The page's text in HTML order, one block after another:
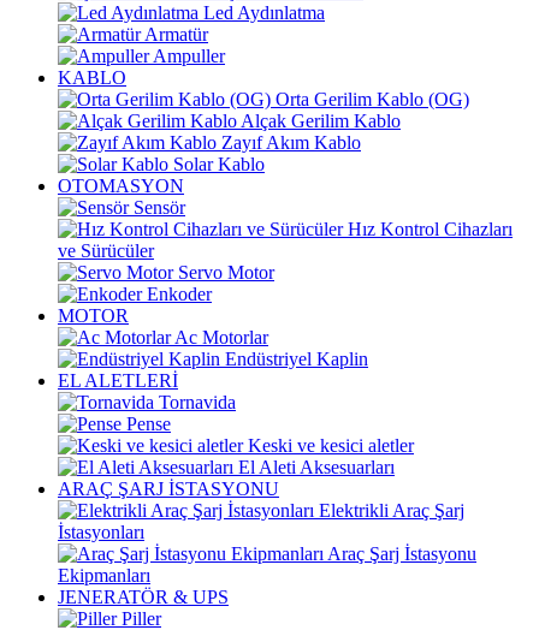
Led Aydınlatma
Armatür
Ampuller
KABLO
Orta Gerilim Kablo (OG)
Alçak Gerilim Kablo
Zayıf Akım Kablo
Solar Kablo
OTOMASYON
Sensör
Hız Kontrol Cihazları
ve Sürücüler
Servo Motor
Enkoder
MOTOR
Ac Motorlar
Endüstriyel Kaplin
EL ALETLERİ
Tornavida
Pense
Keski ve kesici aletler
El Aleti Aksesuarları
ARAÇ ŞARJ İSTASYONU
Elektrikli Araç Şarj
İstasyonları
Araç Şarj İstasyonu
Ekipmanları
JENERATÖR & UPS
Piller